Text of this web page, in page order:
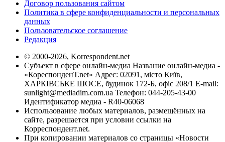
Договор пользования сайтом
Политика в сфере конфиденциальности и персональных
данных
Пользовательское соглашение
Редакция
© 2000-2026, Korrespondent.net
Субъект в сфере онлайн-медиа Название онлайн-медиа -
«КореспонденТ.net» Адрес: 02091, місто Київ,
ХАРКІВСЬКЕ ШОСЕ, будинок 172-Б, офіс 208/1 E-mail:
sunlight@mediadim.com.ua Телефон: 044-205-43-00
Идентификатор медиа - R40-06068
Использование любых материалов, размещённых на
сайте, разрешается при условии ссылки на
Корреспондент.net.
При копировании материалов со страницы «Новости